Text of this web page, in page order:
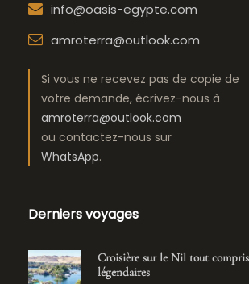
info@oasis-egypte.com
amroterra@outlook.com
Si vous ne recevez pas de copie de
votre demande, écrivez-nous à
amroterra@outlook.com
ou contactez-nous sur
WhatsApp.
Derniers voyages
Croisière sur le Nil tout
légendaires